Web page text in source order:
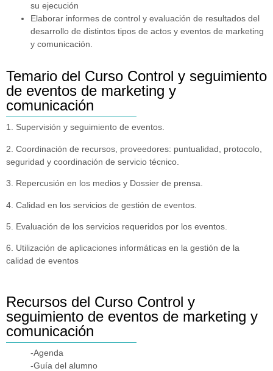
su ejecución
Elaborar informes de control y evaluación de resultados del
desarrollo de distintos tipos de actos y eventos de marketing
y comunicación.
Temario del Curso Control y seguimiento
de eventos de marketing y
comunicación
1. Supervisión y seguimiento de eventos.
2. Coordinación de recursos, proveedores: puntualidad, protocolo,
seguridad y coordinación de servicio técnico.
3. Repercusión en los medios y Dossier de prensa.
4. Calidad en los servicios de gestión de eventos.
5. Evaluación de los servicios requeridos por los eventos.
6. Utilización de aplicaciones informáticas en la gestión de la
calidad de eventos
Recursos del Curso Control y
seguimiento de eventos de marketing y
comunicación
-Agenda
-Guía del alumno